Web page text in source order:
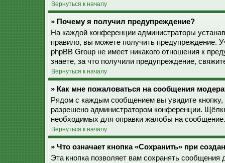
Вернуться к началу
» Почему я получил предупреждение?
На каждой конференции администраторы
правило, вы можете получить предупреждение.
phpBB Group не имеет никакого отношения к
знаете, за что получили предупреждение,
Вернуться к началу
» Как мне пожаловаться на сообщения
Рядом с каждым сообщением вы увидите
разрешено администратором конференции.
необходимых для оправки жалобы на сообщение.
Вернуться к началу
» Что означает кнопка «Сохранить» при
Эта кнопка позволяет вам сохранять сообщения